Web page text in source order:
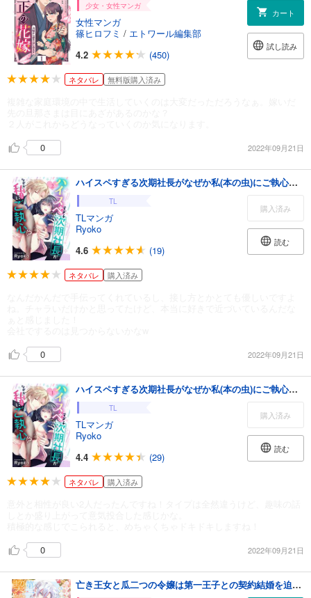
少女・女性マンガ
女性マンガ
篠ヒロフミ / エトワール編集部
4.2
(450)
カート
試し読み
ネタバレ 無料版購入済み
0
2022年09月21日
ハイスペすぎる次期社長がなぜか私(本の虫)にご執心！？【単話売】 2話
TL
TLマンガ
Ryoko
4.6
(19)
購入済み
読む
ネタバレ 購入済み
0
2022年09月21日
ハイスペすぎる次期社長がなぜか私(本の虫)にご執心！？【単話売】 1話
TL
TLマンガ
Ryoko
4.4
(29)
購入済み
読む
ネタバレ 購入済み
0
2022年09月21日
亡き王女と瓜二つの令嬢は第一王子との契約結婚を迫られる（１）